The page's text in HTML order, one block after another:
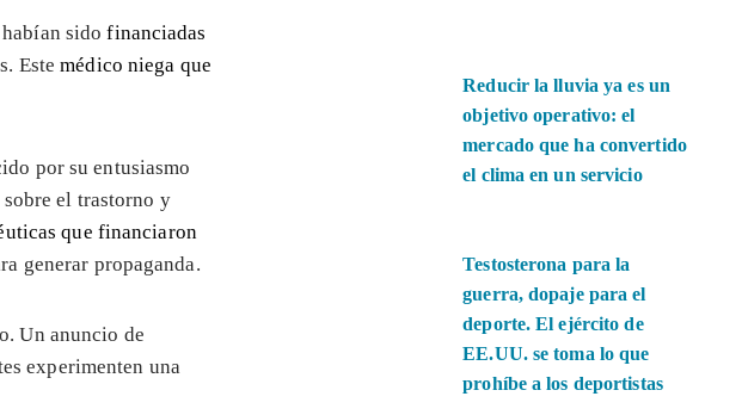
sido financiadas
Estemédico niega que
por su entusiasmo
el trastorno y
que financiaron
generar propaganda.
Un anuncio de
experimenten una
Reducir la lluvia ya es un
objetivo operativo: el
mercado que ha convertido
el clima en un servicio
Testosterona para la
guerra, dopaje para el
deporte. El ejército de
EE.UU. se toma lo que
prohíbe a los deportistas